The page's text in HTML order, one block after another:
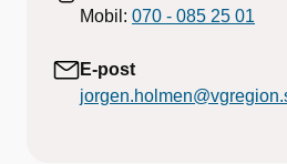
Mobil: 070 - 085 25 01
E-post